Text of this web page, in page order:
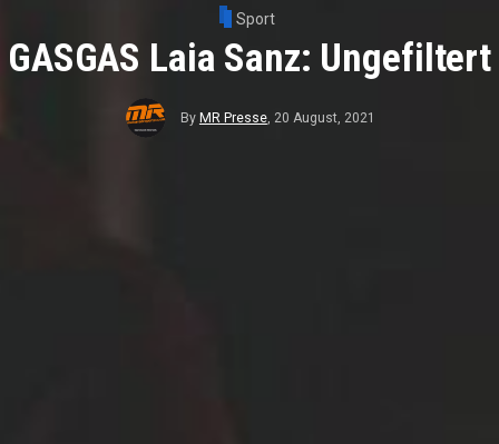
Sport
GASGAS Laia Sanz: Ungefiltert
By MR Presse, 20 August, 2021